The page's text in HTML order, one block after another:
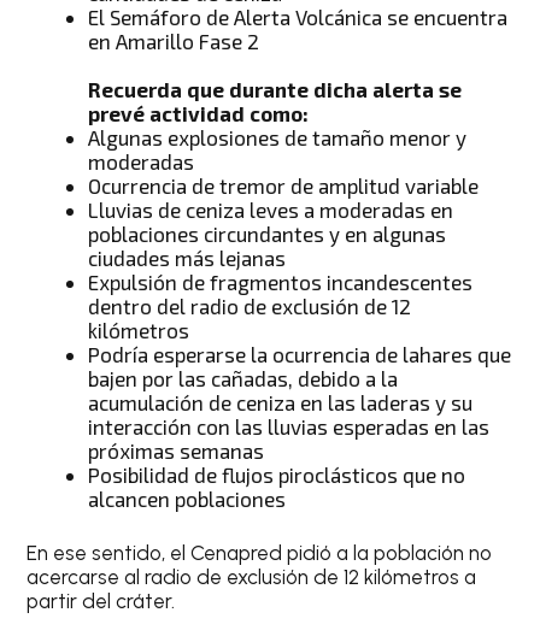
El Semáforo de Alerta Volcánica se encuentra
en Amarillo Fase 2
Recuerda que durante dicha alerta se
prevé actividad como:
Algunas explosiones de tamaño menor y
moderadas
Ocurrencia de tremor de amplitud variable
Lluvias de ceniza leves a moderadas en
poblaciones circundantes y en algunas
ciudades más lejanas
Expulsión de fragmentos incandescentes
dentro del radio de exclusión de 12
kilómetros
Podría esperarse la ocurrencia de lahares que
bajen por las cañadas, debido a la
acumulación de ceniza en las laderas y su
interacción con las lluvias esperadas en las
próximas semanas
Posibilidad de flujos piroclásticos que no
alcancen poblaciones
En ese sentido, el Cenapred pidió a la población no
acercarse al radio de exclusión de 12 kilómetros a
partir del cráter.